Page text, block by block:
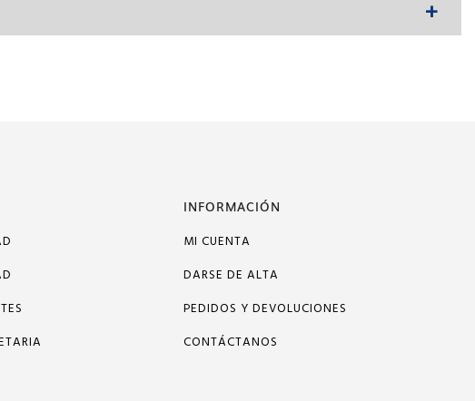
INFORMACIÓN
MI CUENTA
DARSE DE ALTA
PEDIDOS Y DEVOLUCIONES
CONTÁCTANOS